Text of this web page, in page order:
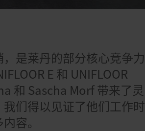
是莱丹的部分核心竞争力
E 和 UNIFLOOR
和 Sascha Morf 带来了灵
们得以见证了他们工作时
容。